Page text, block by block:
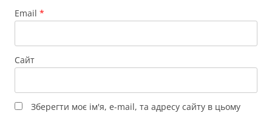
Email *
Сайт
Зберегти моє ім'я, e-mail, та адресу сайту в цьому